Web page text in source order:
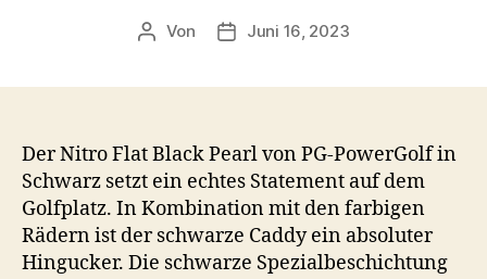
Beitragsautor
Von Veröffentlichungsdatum
Juni 16, 2023
Der Nitro Flat Black Pearl von PG-PowerGolf in
Schwarz setzt ein echtes Statement auf dem
Golfplatz. In Kombination mit den farbigen
Rädern ist der schwarze Caddy ein absoluter
Hingucker. Die schwarze Spezialbeschichtung